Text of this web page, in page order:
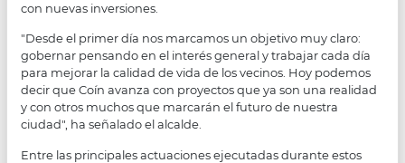
con nuevas inversiones.
"Desde el primer día nos marcamos un objetivo muy claro:
gobernar pensando en el interés general y trabajar cada día
para mejorar la calidad de vida de los vecinos. Hoy podemos
decir que Coín avanza con proyectos que ya son una realidad
y con otros muchos que marcarán el futuro de nuestra
ciudad", ha señalado el alcalde.
Entre las principales actuaciones ejecutadas durante estos